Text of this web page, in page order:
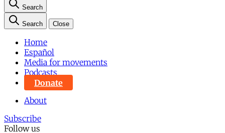
Search
Search Close
Home
Español
Media for movements
Podcasts
Donate
About
Subscribe
Follow us